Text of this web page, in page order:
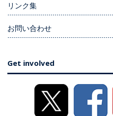
リンク集
お問い合わせ
Get involved